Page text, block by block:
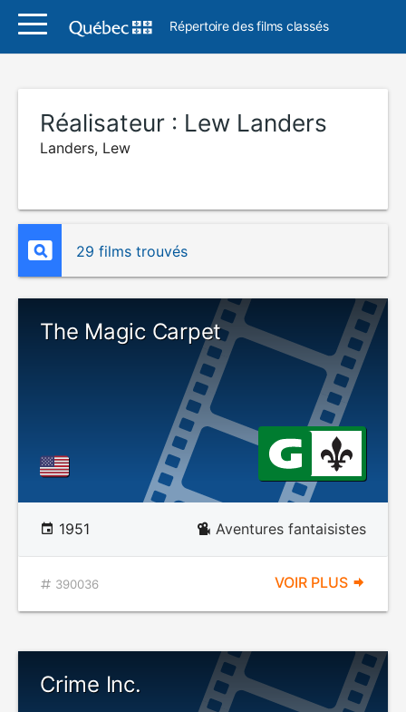
Répertoire des films classés
Réalisateur : Lew Landers
Landers, Lew
29 films trouvés
The Magic Carpet
1951 Aventures fantaisistes
390036 VOIR PLUS
Crime Inc.